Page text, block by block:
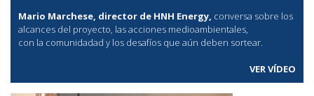
Mario Marchese, director de HNH Energy, conversa sobre los
alcances del proyecto, las acciones medioambientales,
con la comunidadad y los desafíos que aún deben sortear.
VER VÍDEO